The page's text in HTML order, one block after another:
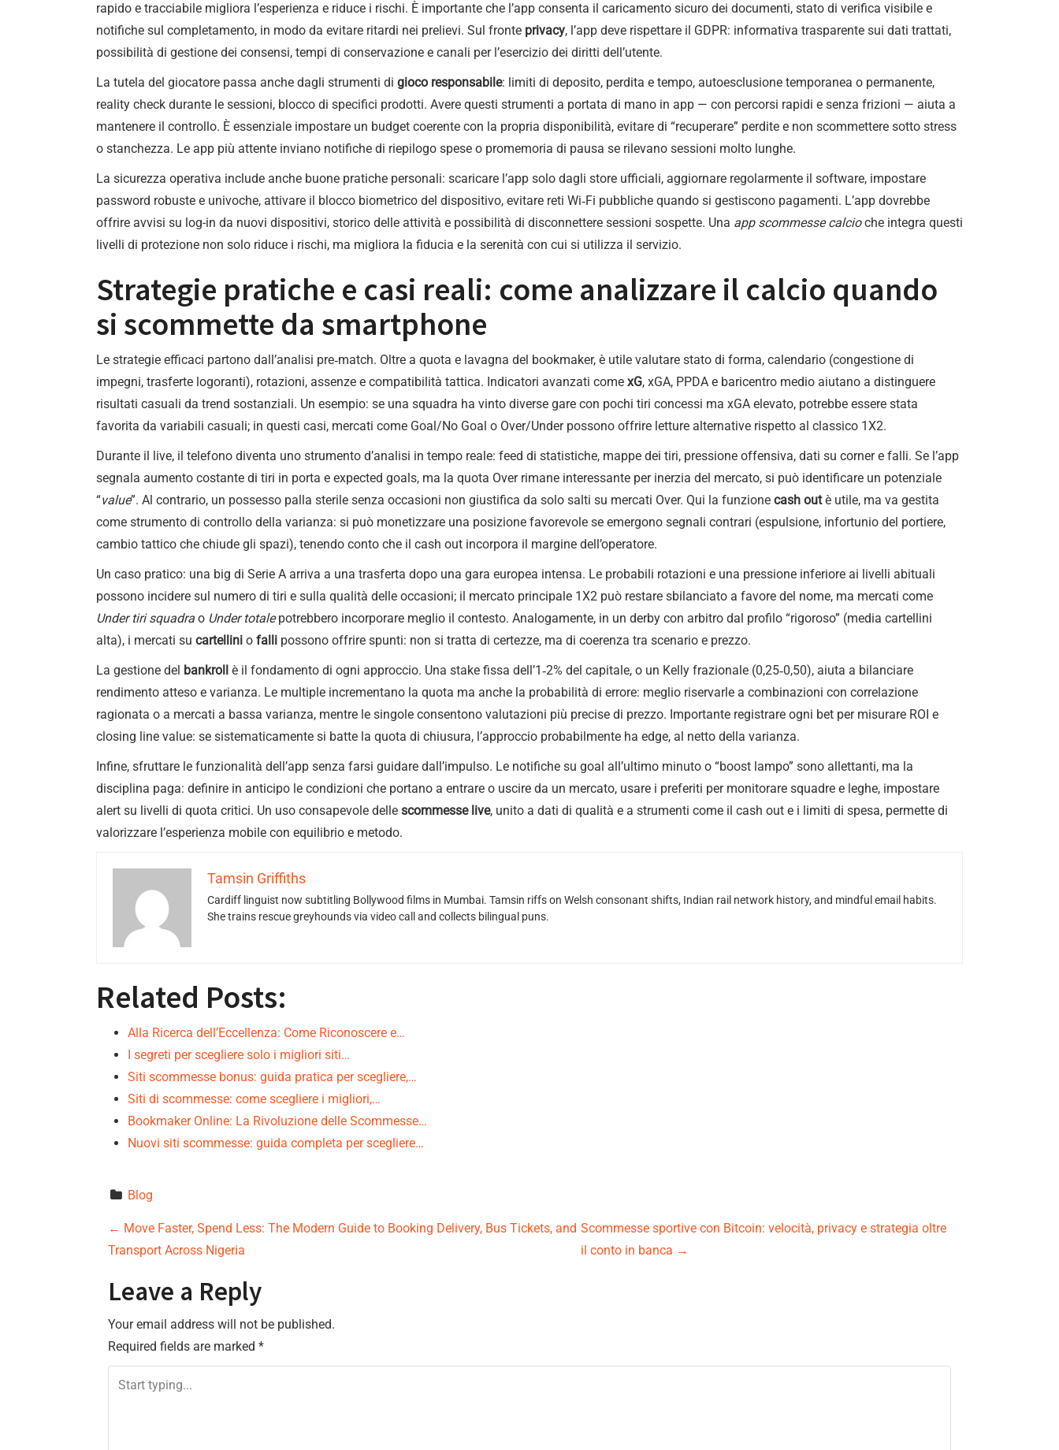
rapido e tracciabile migliora l’esperienza e riduce i rischi. È importante che l’app consenta il caricamento sicuro dei documenti, stato di verifica visibile e
notifiche sul completamento, in modo da evitare ritardi nei prelievi. Sul fronte privacy, l’app deve rispettare il GDPR: informativa trasparente sui dati trattati,
possibilità di gestione dei consensi, tempi di conservazione e canali per l’esercizio dei diritti dell’utente.
La tutela del giocatore passa anche dagli strumenti di gioco responsabile: limiti di deposito, perdita e tempo, autoesclusione temporanea o permanente,
reality check durante le sessioni, blocco di specifici prodotti. Avere questi strumenti a portata di mano in app — con percorsi rapidi e senza frizioni — aiuta a
mantenere il controllo. È essenziale impostare un budget coerente con la propria disponibilità, evitare di “recuperare” perdite e non scommettere sotto stress
o stanchezza. Le app più attente inviano notifiche di riepilogo spese o promemoria di pausa se rilevano sessioni molto lunghe.
La sicurezza operativa include anche buone pratiche personali: scaricare l’app solo dagli store ufficiali, aggiornare regolarmente il software, impostare
password robuste e univoche, attivare il blocco biometrico del dispositivo, evitare reti Wi‑Fi pubbliche quando si gestiscono pagamenti. L’app dovrebbe
offrire avvisi su log-in da nuovi dispositivi, storico delle attività e possibilità di disconnettere sessioni sospette. Una app scommesse calcioche integra questi
livelli di protezione non solo riduce i rischi, ma migliora la fiducia e la serenità con cui si utilizza il servizio.
Strategie pratiche e casi reali: come analizzare il calcio quando
si scommette da smartphone
Le strategie efficaci partono dall’analisi pre‑match. Oltre a quota e lavagna del bookmaker, è utile valutare stato di forma, calendario (congestione di
impegni, trasferte logoranti), rotazioni, assenze e compatibilità tattica. Indicatori avanzati come xG, xGA, PPDA e baricentro medio aiutano a distinguere
risultati casuali da trend sostanziali. Un esempio: se una squadra ha vinto diverse gare con pochi tiri concessi ma xGA elevato, potrebbe essere stata
favorita da variabili casuali; in questi casi, mercati come Goal/No Goal o Over/Under possono offrire letture alternative rispetto al classico 1X2.
Durante il live, il telefono diventa uno strumento d’analisi in tempo reale: feed di statistiche, mappe dei tiri, pressione offensiva, dati su corner e falli. Se l’app
segnala aumento costante di tiri in porta e expected goals, ma la quota Over rimane interessante per inerzia del mercato, si può identificare un potenziale
“value”. Al contrario, un possesso palla sterile senza occasioni non giustifica da solo salti su mercati Over. Qui la funzione cash outè utile, ma va gestita
come strumento di controllo della varianza: si può monetizzare una posizione favorevole se emergono segnali contrari (espulsione, infortunio del portiere,
cambio tattico che chiude gli spazi), tenendo conto che il cash out incorpora il margine dell’operatore.
Un caso pratico: una big di Serie A arriva a una trasferta dopo una gara europea intensa. Le probabili rotazioni e una pressione inferiore ai livelli abituali
possono incidere sul numero di tiri e sulla qualità delle occasioni; il mercato principale 1X2 può restare sbilanciato a favore del nome, ma mercati come
Under tiri squadra o Under totalepotrebbero incorporare meglio il contesto. Analogamente, in un derby con arbitro dal profilo “rigoroso” (media cartellini
alta), i mercati su cartellini o falli possono offrire spunti: non si tratta di certezze, ma di coerenza tra scenario e prezzo.
La gestione del bankroll è il fondamento di ogni approccio. Una stake fissa dell’1‑2% del capitale, o un Kelly frazionale (0,25‑0,50), aiuta a bilanciare
rendimento atteso e varianza. Le multiple incrementano la quota ma anche la probabilità di errore: meglio riservarle a combinazioni con correlazione
ragionata o a mercati a bassa varianza, mentre le singole consentono valutazioni più precise di prezzo. Importante registrare ogni bet per misurare ROI e
closing line value: se sistematicamente si batte la quota di chiusura, l’approccio probabilmente ha edge, al netto della varianza.
Infine, sfruttare le funzionalità dell’app senza farsi guidare dall’impulso. Le notifiche su goal all’ultimo minuto o “boost lampo” sono allettanti, ma la
disciplina paga: definire in anticipo le condizioni che portano a entrare o uscire da un mercato, usare i preferiti per monitorare squadre e leghe, impostare
alert su livelli di quota critici. Un uso consapevole delle scommesse live, unito a dati di qualità e a strumenti come il cash out e i limiti di spesa, permette di
valorizzare l’esperienza mobile con equilibrio e metodo.
Tamsin Griffiths
Cardiff linguist now subtitling Bollywood films in Mumbai. Tamsin riffs on Welsh consonant shifts, Indian rail network history, and mindful email habits.
She trains rescue greyhounds via video call and collects bilingual puns.
Related Posts:
Alla Ricerca dell’Eccellenza: Come Riconoscere e…
I segreti per scegliere solo i migliori siti…
Siti scommesse bonus: guida pratica per scegliere,…
Siti di scommesse: come scegliere i migliori,…
Bookmaker Online: La Rivoluzione delle Scommesse…
Nuovi siti scommesse: guida completa per scegliere…
Blog
P
s
t
n
← Move Faster, Spend Less: The Modern Guide to Booking Delivery, Bus Tickets, and
Transport Across Nigeria
Scommesse sportive con Bitcoin: velocità, privacy e strategia oltre
il conto in banca →
Leave a Reply
Your email address will not be published.
Required fields are marked *